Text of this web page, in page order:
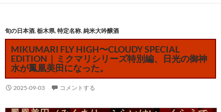
旬の日本酒,栃木県,特定名称,純米大吟醸酒
MIKUMARI FLY HIGH〜CLOUDY SPECIAL
EDITION｜ミクマリシリーズ特別編、日光の御神
水が鳳凰美田になった。
2025-09-03 コメントする